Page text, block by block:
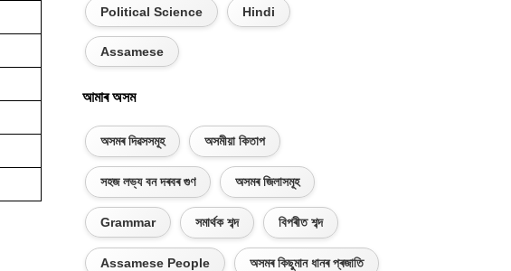
Political Science Hindi
Assamese
আমাৰ অসম
অসমৰ দিৱসসমূহ অসমীয়া কিতাপ
সহজ লভ্য বন দৰবৰ গুণ অসমৰ জিলাসমূহ
Grammar সমাৰ্থক শব্দ বিপৰীত শব্দ
Assamese People অসমৰ কিছুমান ধানৰ প্ৰজাতি